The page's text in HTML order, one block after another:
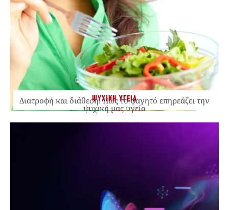
ΨΥΧΙΚΗ ΥΓΕΙΑ
Διατροφή και διάθεση: Πώς το φαγητό επηρεάζει την
ψυχική μας υγεία